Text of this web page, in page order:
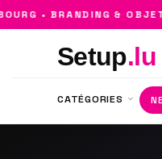
• BRANDING &
Setup.lu
CATÉGORIES